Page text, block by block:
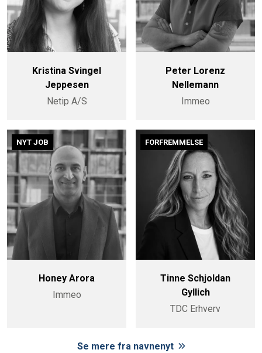
Kristina Svingel
Jeppesen
Netip A/S
Peter Lorenz
Nellemann
Immeo
NYT JOB
Honey Arora
Immeo
FORFREMMELSE
Tinne Schjoldan
Gyllich
TDC Erhverv
Se mere fra navnenyt